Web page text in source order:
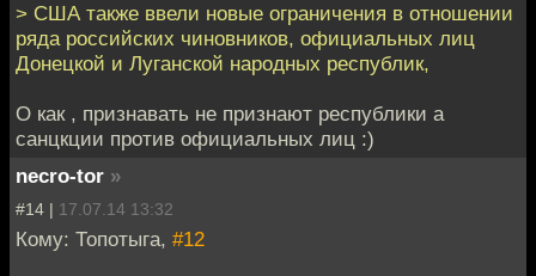
> США также ввели новые ограничения в отношении
ряда российских чиновников, официальных лиц
Донецкой и Луганской народных республик,
О как , признавать не признают республики а
санцкции против официальных лиц :)
necro-tor »
#14 | 17.07.14 13:32
Кому: Топотыга, #12